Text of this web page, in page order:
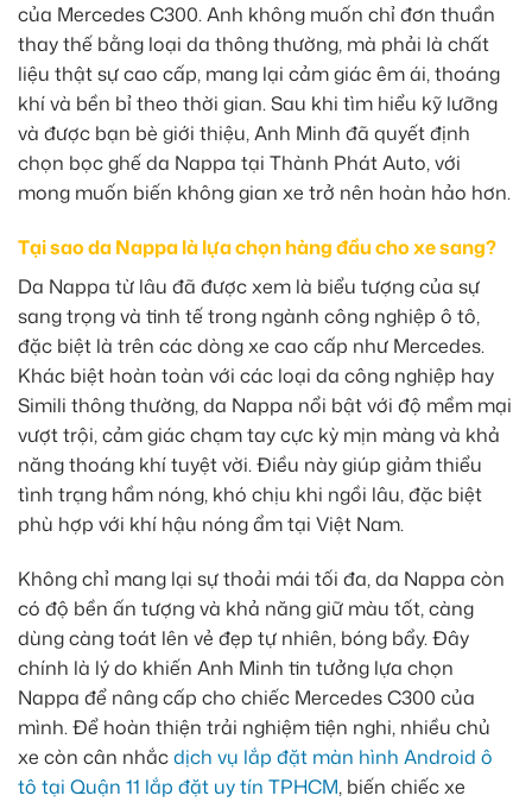
của Mercedes C300. Anh không muốn chỉ đơn thuần
thay thế bằng loại da thông thường, mà phải là chất
liệu thật sự cao cấp, mang lại cảm giác êm ái, thoáng
khí và bền bỉ theo thời gian. Sau khi tìm hiểu kỹ lưỡng
và được bạn bè giới thiệu, Anh Minh đã quyết định
chọn bọc ghế da Nappa tại Thành Phát Auto, với
mong muốn biến không gian xe trở nên hoàn hảo hơn.
Tại sao da Nappa là lựa chọn hàng đầu cho xe sang?
Da Nappa từ lâu đã được xem là biểu tượng của sự
sang trọng và tinh tế trong ngành công nghiệp ô tô,
đặc biệt là trên các dòng xe cao cấp như Mercedes.
Khác biệt hoàn toàn với các loại da công nghiệp hay
Simili thông thường, da Nappa nổi bật với độ mềm mại
vượt trội, cảm giác chạm tay cực kỳ mịn màng và khả
năng thoáng khí tuyệt vời. Điều này giúp giảm thiểu
tình trạng hầm nóng, khó chịu khi ngồi lâu, đặc biệt
phù hợp với khí hậu nóng ẩm tại Việt Nam.
Không chỉ mang lại sự thoải mái tối đa, da Nappa còn
có độ bền ấn tượng và khả năng giữ màu tốt, càng
dùng càng toát lên vẻ đẹp tự nhiên, bóng bẩy. Đây
chính là lý do khiến Anh Minh tin tưởng lựa chọn
Nappa để nâng cấp cho chiếc Mercedes C300 của
mình. Để hoàn thiện trải nghiệm tiện nghi, nhiều chủ
xe còn cân nhắcdịch vụ lắp đặt màn hình Android ô
tô tại Quận 11 lắp đặt uy tín TPHCM, biến chiếc xe